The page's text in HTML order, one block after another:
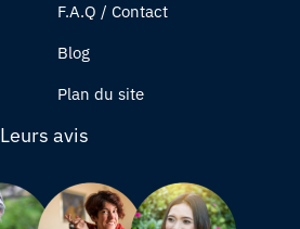
F.A.Q / Contact
Blog
Plan du site
Leurs avis